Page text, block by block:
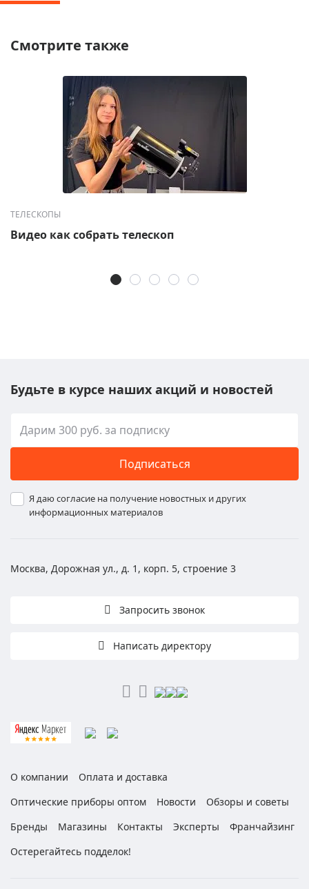
Смотрите также
ТЕЛЕСКОПЫ
Видео как собрать телескоп
Будьте в курсе наших акций и новостей
Подписаться
Я даю согласие на получение новостных и других
информационных материалов
Москва, Дорожная ул., д. 1, корп. 5, строение 3
Запросить звонок
Написать директору
О компании
Оплата и доставка
Оптические приборы оптом
Новости
Обзоры и советы
Бренды
Магазины Контакты Эксперты
Франчайзинг
Остерегайтесь подделок!